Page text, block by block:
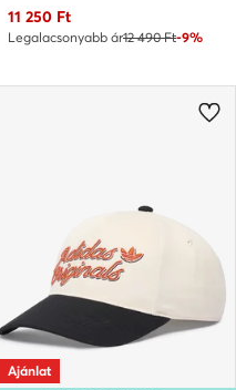
Aktuális ár
11 250 Ft
Legalacsonyabb ár12 490 Ft-9%
Ajánlat